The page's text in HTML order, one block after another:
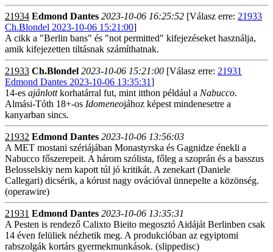
21934 Edmond Dantes 2023-10-06 16:25:52 [Válasz erre: 21933
Ch.Blondel 2023-10-06 15:21:00]
A cikk a "Berlin bans" és "not permitted" kifejezéseket használja,
amik kifejezetten tiltásnak számíthatnak.
21933 Ch.Blondel 2023-10-06 15:21:00 [Válasz erre: 21931
Edmond Dantes 2023-10-06 13:35:31]
14-es ajánlottkorhatárral fut, mint itthon például a Nabucco.
Almási-Tóth 18+-os Idomeneojához képest mindenesetre a
kanyarban sincs.
21932 Edmond Dantes 2023-10-06 13:56:03
A MET mostani szériájában Monastyrska és Gagnidze énekli a
Nabucco főszerepeit. A három szólista, főleg a szoprán és a basszus
Belosselskiy nem kapott túl jó kritikát. A zenekart (Daniele
Callegari) dicsérik, a kórust nagy ovációval ünnepelte a közönség.
(operawire)
21931 Edmond Dantes 2023-10-06 13:35:31
A Pesten is rendező Calixto Bieito megosztó Aidáját Berlinben csak
14 éven felüliek nézhetik meg. A produkcióban az egyiptomi
rabszolgák kortárs gyermekmunkások. (slippedisc)